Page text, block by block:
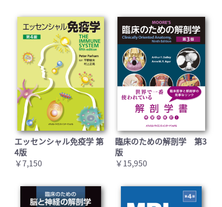
エッセンシャル免疫学 第
4版
￥7,150
臨床のための解剖学 第3
版
￥15,950